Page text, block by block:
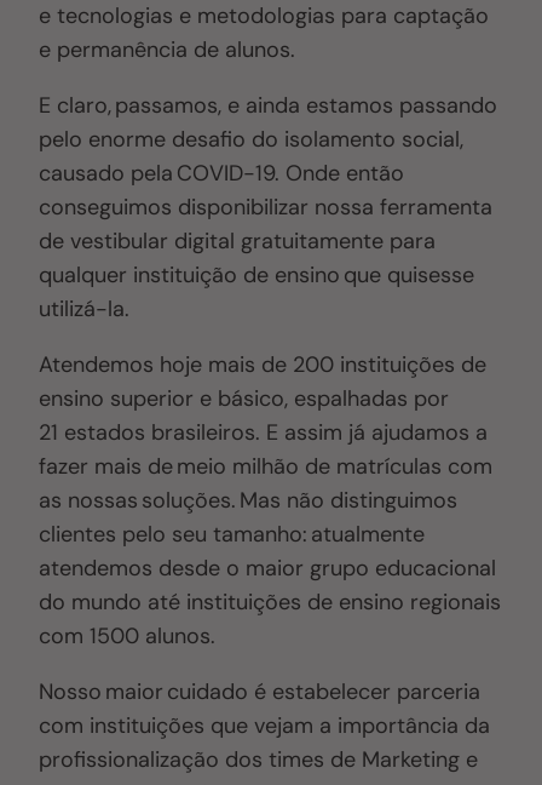
e tecnologias e metodologias para captação
e permanência de alunos.
E claro, passamos, e ainda estamos passando
pelo enorme desafio do isolamento social,
causado pela COVID-19. Onde então
conseguimos disponibilizar nossa ferramenta
de vestibular digital gratuitamente para
qualquer instituição de ensino que quisesse
utilizá-la.
Atendemos hoje mais de 200 instituições de
ensino superior e básico, espalhadas por
21 estados brasileiros. E assim já ajudamos a
fazer mais de meio milhão de matrículas com
as nossas soluções. Mas não distinguimos
clientes pelo seu tamanho: atualmente
atendemos desde o maior grupo educacional
do mundo até instituições de ensino regionais
com 1500 alunos.
Nosso maior cuidado é estabelecer parceria
com instituições que vejam a importância da
profissionalização dos times de Marketing e